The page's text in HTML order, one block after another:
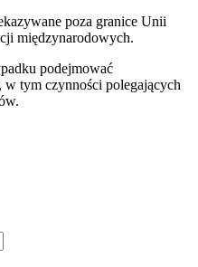
poza granice Unii
międzynarodowych.
podejmować
tym czynności polegających